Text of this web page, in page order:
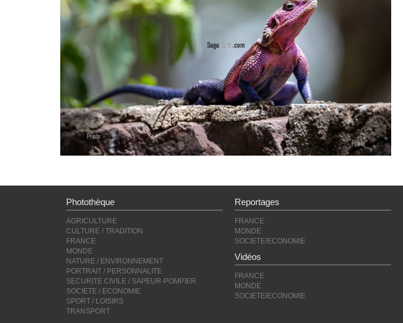
Photothèque
AGRICULTURE
CULTURE / TRADITION
FRANCE
MONDE
NATURE / ENVIRONNEMENT
PORTRAIT / PERSONNALITE
SECURITE CIVILE / SAPEUR-POMPIER
SOCIETE / ECONOMIE
SPORT / LOISIRS
TRANSPORT
Reportages
FRANCE
MONDE
SOCIETE/ECONOMIE
Vidéos
FRANCE
MONDE
SOCIETE/ECONOMIE